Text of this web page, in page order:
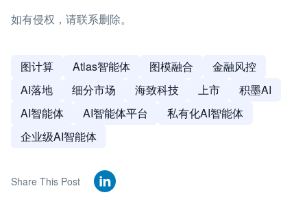
如有侵权，请联系删除。
图计算 Atlas智能体 图模融合
金融风控
AI落地
细分市场 海致科技 上市
积墨AI
AI智能体
AI智能体平台
私有化AI智能体
企业级AI智能体
Share This Post